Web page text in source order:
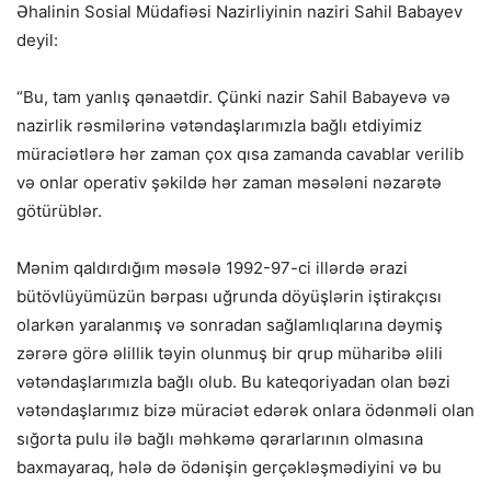
Əhalinin Sosial Müdafiəsi Nazirliyinin naziri Sahil Babayev
deyil:
“Bu, tam yanlış qənaətdir. Çünki nazir Sahil Babayevə və
nazirlik rəsmilərinə vətəndaşlarımızla bağlı etdiyimiz
müraciətlərə hər zaman çox qısa zamanda cavablar verilib
və onlar operativ şəkildə hər zaman məsələni nəzarətə
götürüblər.
Mənim qaldırdığım məsələ 1992-97-ci illərdə ərazi
bütövlüyümüzün bərpası uğrunda döyüşlərin iştirakçısı
olarkən yaralanmış və sonradan sağlamlıqlarına dəymiş
zərərə görə əlillik təyin olunmuş bir qrup müharibə əlili
vətəndaşlarımızla bağlı olub. Bu kateqoriyadan olan bəzi
vətəndaşlarımız bizə müraciət edərək onlara ödənməli olan
sığorta pulu ilə bağlı məhkəmə qərarlarının olmasına
baxmayaraq, hələ də ödənişin gerçəkləşmədiyini və bu